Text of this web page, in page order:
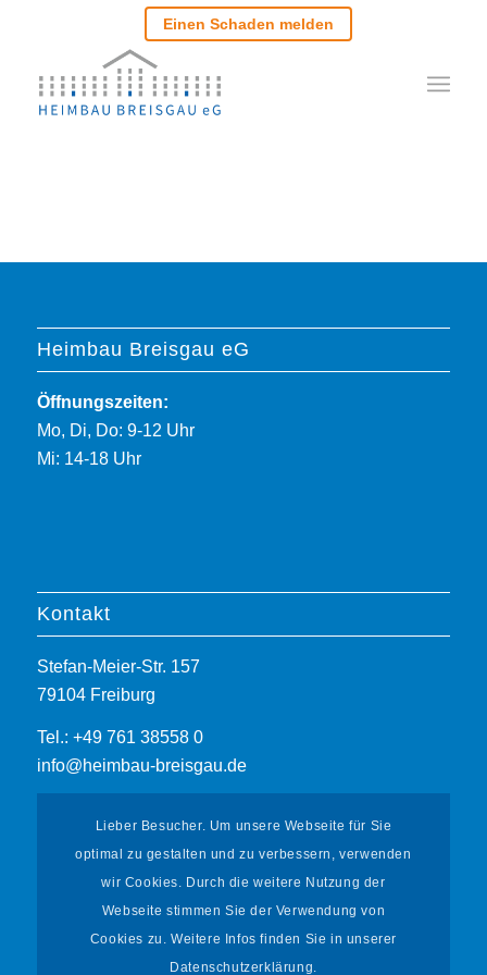
Einen Schaden melden
Heimbau Breisgau eG
Öffnungszeiten:
Mo, Di, Do: 9-12 Uhr
Mi: 14-18 Uhr
Kontakt
Stefan-Meier-Str. 157
79104 Freiburg
Tel.: +49 761 38558 0
info@heimbau-breisgau.de
Informationen
Lieber Besucher. Um unsere Webseite für Sie
optimal zu gestalten und zu verbessern, verwenden
wir Cookies. Durch die weitere Nutzung der
Webseite stimmen Sie der Verwendung von
Cookies zu. Weitere Infos finden Sie in unserer
Datenschutzerklärung.